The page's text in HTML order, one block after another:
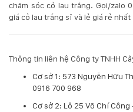
Hotline
0931.914.968
chăm sóc cỏ lau trắng. Gọi/zalo
giá cỏ lau trắng sỉ và lẻ giá rẻ nhất
Thông tin liên hệ Công ty TNHH
Cơ sở 1: 573 Nguyễn Hữu
0916 700 968
Cơ sở 2: Lô 25 Võ Chí Công